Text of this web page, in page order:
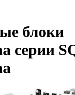
блоки
серии